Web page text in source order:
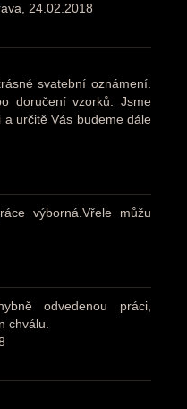
24.02.2018
svatební oznámení.
doručení vzorků. Jsme
a určitě Vás budeme dále
výborná.Vřele můžu
odvedenou práci,
chválu.